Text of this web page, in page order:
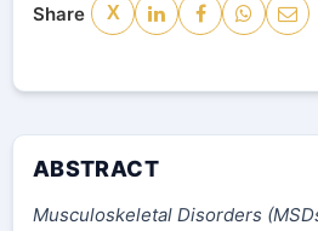
Share X
ABSTRACT
Musculoskeletal Disorders